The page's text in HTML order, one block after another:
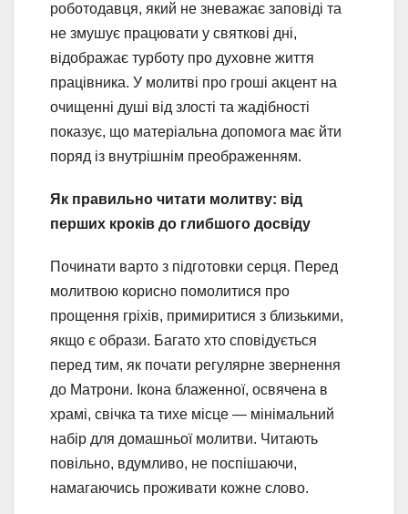
роботодавця, який не зневажає заповіді та
не змушує працювати у святкові дні,
відображає турботу про духовне життя
працівника. У молитві про гроші акцент на
очищенні душі від злості та жадібності
показує, що матеріальна допомога має йти
поряд із внутрішнім преображенням.
Як правильно читати молитву: від
перших кроків до глибшого досвіду
Починати варто з підготовки серця. Перед
молитвою корисно помолитися про
прощення гріхів, примиритися з близькими,
якщо є образи. Багато хто сповідується
перед тим, як почати регулярне звернення
до Матрони. Ікона блаженної, освячена в
храмі, свічка та тихе місце — мінімальний
набір для домашньої молитви. Читають
повільно, вдумливо, не поспішаючи,
намагаючись проживати кожне слово.